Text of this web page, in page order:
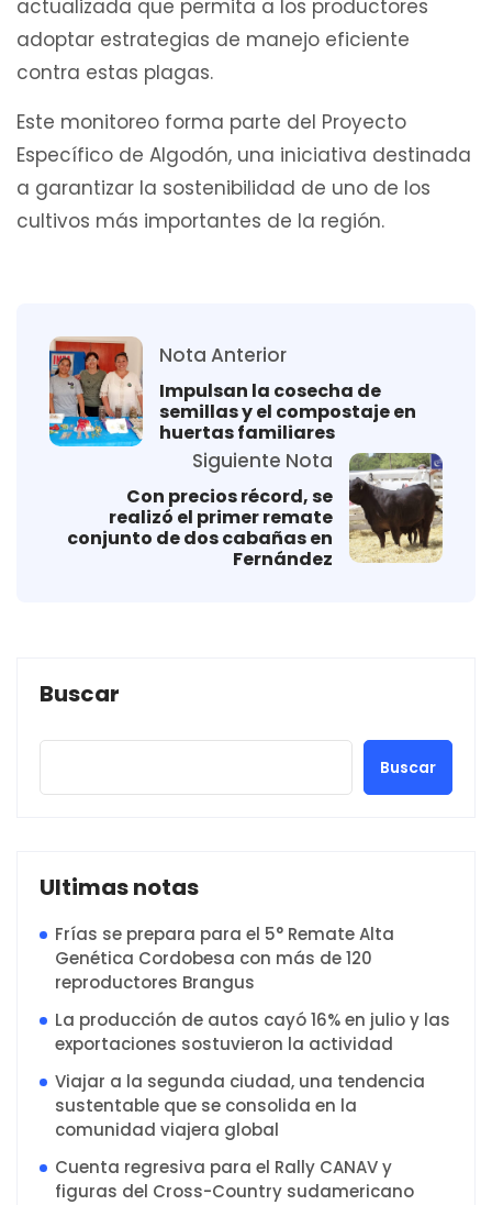
actualizada que permita a los productores
adoptar estrategias de manejo eficiente
contra estas plagas.
Este monitoreo forma parte del Proyecto
Específico de Algodón, una iniciativa destinada
a garantizar la sostenibilidad de uno de los
cultivos más importantes de la región.
Nota Anterior
Impulsan la cosecha de
semillas y el compostaje en
huertas familiares
Siguiente Nota
Con precios récord, se
realizó el primer remate
conjunto de dos cabañas en
Fernández
Buscar
Buscar
Ultimas notas
Frías se prepara para el 5° Remate Alta
Genética Cordobesa con más de 120
reproductores Brangus
La producción de autos cayó 16% en julio y las
exportaciones sostuvieron la actividad
Viajar a la segunda ciudad, una tendencia
sustentable que se consolida en la
comunidad viajera global
Cuenta regresiva para el Rally CANAV y
figuras del Cross-Country sudamericano